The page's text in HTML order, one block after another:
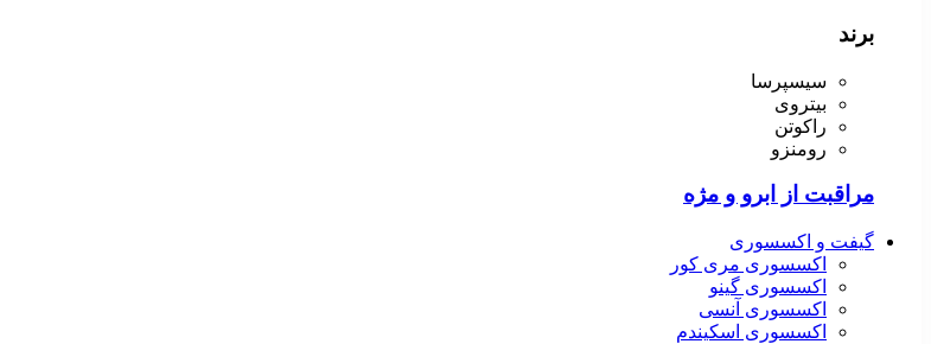
برند
سیسپرسا
بیتروی
راکوتن
رومنزو
مراقبت از ابرو و مژه
گیفت و اکسسوری
اکسسوری مری کور
اکسسوری گینو
اکسسوری آنسی
اکسسوری اسکیندم